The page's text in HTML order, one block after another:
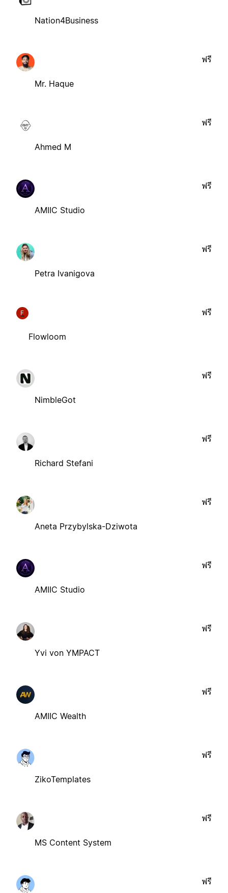
Nation4Business
Mr. Haque
ฟรี
Ahmed M
ฟรี
AMIIC Studio
ฟรี
Petra Ivanigova
ฟรี
F
Flowloom
ฟรี
NimbleGot
ฟรี
Richard Stefani
ฟรี
Aneta Przybylska-Dziwota
ฟรี
AMIIC Studio
ฟรี
Yvi von YMPACT
ฟรี
AMIIC Wealth
ฟรี
ZikoTemplates
ฟรี
MS Content System
ฟรี
ฟรี